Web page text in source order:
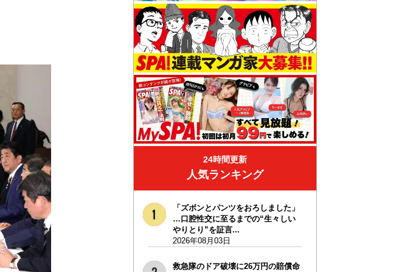
24時間更新
人気ランキング
「ズボンとパンツをおろしました」
…口腔性交に至るまでの“生々しい
やりとり”を証言...
2026年08月03日
救急隊のドア破壊に26万円の賠償命